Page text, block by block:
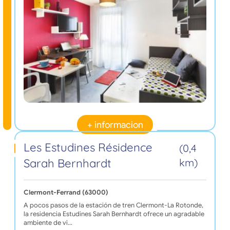
+ informacion
Les Estudines Résidence
Sarah Bernhardt
(0,4
km)
Clermont-Ferrand (63000)
A pocos pasos de la estación de tren Clermont-La Rotonde,
la residencia Estudines Sarah Bernhardt ofrece un agradable
ambiente de vi…